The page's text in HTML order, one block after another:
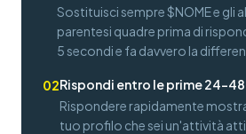
Sostituisci sempre $NOME e gli
parentesi quadre prima di
5 secondi e fa davvero la
02Rispondi entro le prime
Rispondere rapidamente
tuo profilo che sei un'attività